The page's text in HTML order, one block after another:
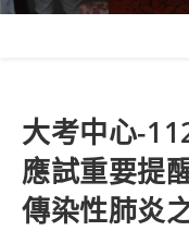
大考中心-
應試重要提
傳染性肺炎